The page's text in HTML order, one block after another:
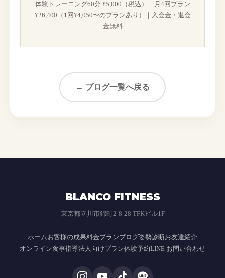
体験トレーニング60分 ¥5,000（税込）｜月4回プラン
¥26,400（1回¥4,050〜のプランあり）｜入会金・退会
金無料
← ブログ一覧へ戻る
BLANCO FITNESS
東京都立川市錦町2-8-28 TFKビル1F
ホームお客様の成果料金プランブログ姿勢診断お友達紹介
オンライン食事指導法人向けプラン体験予約LINE お問い合わせ